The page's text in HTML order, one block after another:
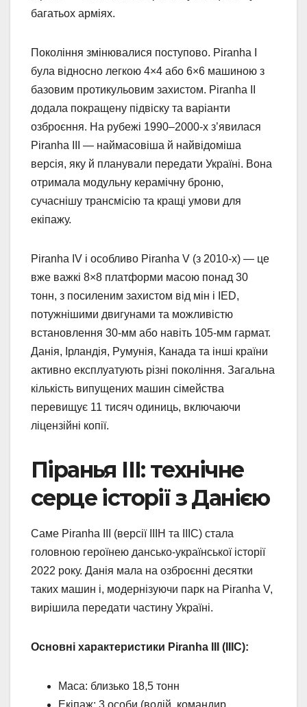
багатьох арміях.
Покоління змінювалися поступово. Piranha I
була відносно легкою 4×4 або 6×6 машиною з
базовим протикульовим захистом. Piranha II
додала покращену підвіску та варіанти
озброєння. На рубежі 1990–2000-х з’явилася
Piranha III — наймасовіша й найвідоміша
версія, яку й планували передати Україні. Вона
отримала модульну керамічну броню,
сучаснішу трансмісію та кращі умови для
екіпажу.
Piranha IV і особливо Piranha V (з 2010-х) — це
вже важкі 8×8 платформи масою понад 30
тонн, з посиленим захистом від мін і IED,
потужнішими двигунами та можливістю
встановлення 30-мм або навіть 105-мм гармат.
Данія, Ірландія, Румунія, Канада та інші країни
активно експлуатують різні покоління. Загальна
кількість випущених машин сімейства
перевищує 11 тисяч одиниць, включаючи
ліцензійні копії.
Піранья III: технічне
серце історії з Данією
Саме Piranha III (версії IIIH та IIIC) стала
головною героїнею дансько-української історії
2022 року. Данія мала на озброєнні десятки
таких машин і, модернізуючи парк на Piranha V,
вирішила передати частину Україні.
Основні характеристики Piranha III (IIIC):
Маса: близько 18,5 тонн